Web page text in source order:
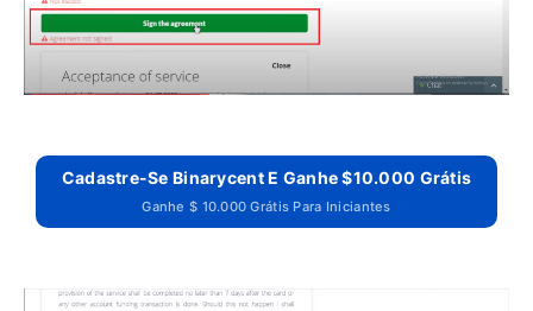
Cadastre-Se Binarycent E Ganhe $10.000 Grátis
Ganhe $ 10.000 Grátis Para Iniciantes